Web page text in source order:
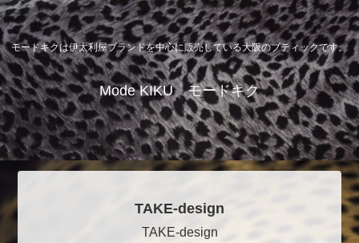
モードキクは伊太利屋ブランドを中心に販売している大阪のブティックです。
Mode KIKU モードキク
TAKE-design
TAKE-design